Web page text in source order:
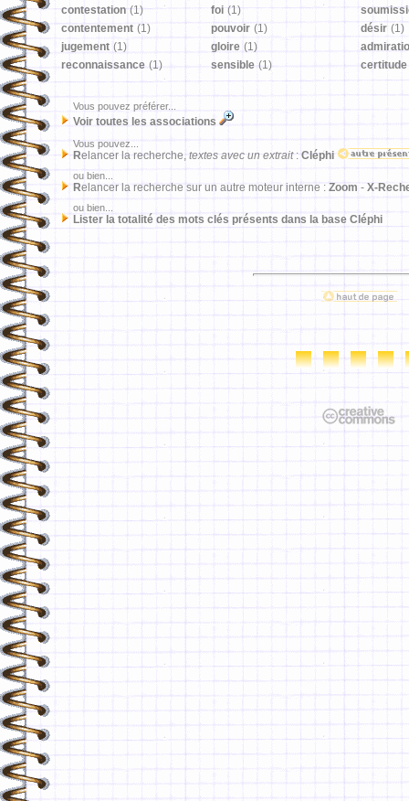
contestation (1) foi (1)
contentement (1) pouvoir (1) désir (1)
jugement (1) gloire (1)
reconnaissance (1) sensible (1) certitude
Vous pouvez préférer...
Voir toutes les associations
Vous pouvez...
Relancer la recherche, textes avec un extrait: Cléphi
ou bien...
Relancer la recherche sur un autre moteur interne : Zoom - X-
ou bien...
Lister la totalité des mots clés présents dans la base Cléphi